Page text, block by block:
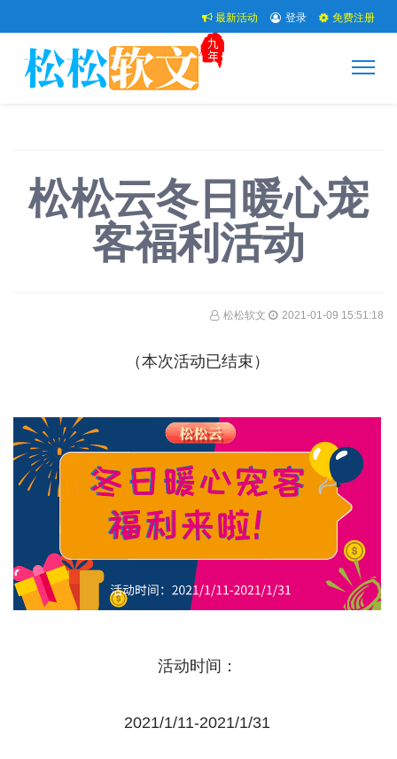
最新活动 登录 免费注册
松松云冬日暖心宠
客福利活动
松松软文 2021-01-09 15:51:18
（本次活动已结束）
活动时间：
2021/1/11-2021/1/31